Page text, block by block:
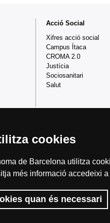
cookies
de Barcelona utilitza
més informació accedeixi a
quan és necessari
Acció Social
Xifres acció social
Campus Ítaca
CROMA 2.0
Justícia
Sociosanitari
Salut
de l'excel·lència